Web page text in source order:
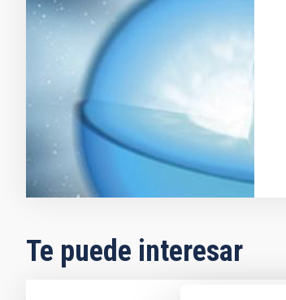
Te puede interesar